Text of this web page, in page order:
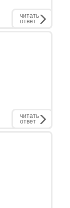
читать
ответ
читать
ответ